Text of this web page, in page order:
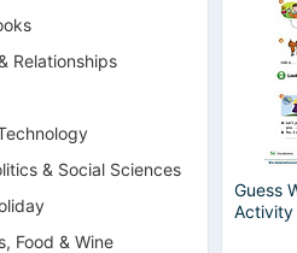
Relationships
& Social Sciences
Food & Wine
Guess
Activity